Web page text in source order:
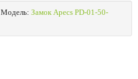
Модель: Замок Apecs PD-01-50-